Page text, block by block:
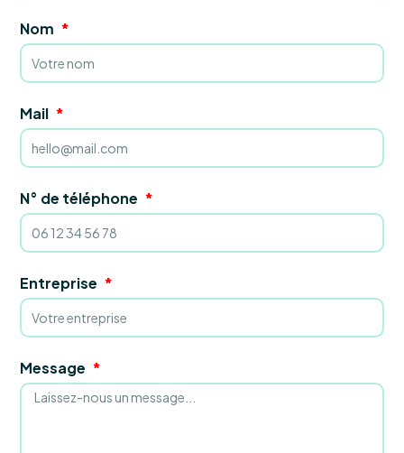
Nom
Mail
N° de téléphone
Entreprise
Message